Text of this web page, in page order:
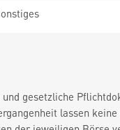
und gesetzliche
lassen